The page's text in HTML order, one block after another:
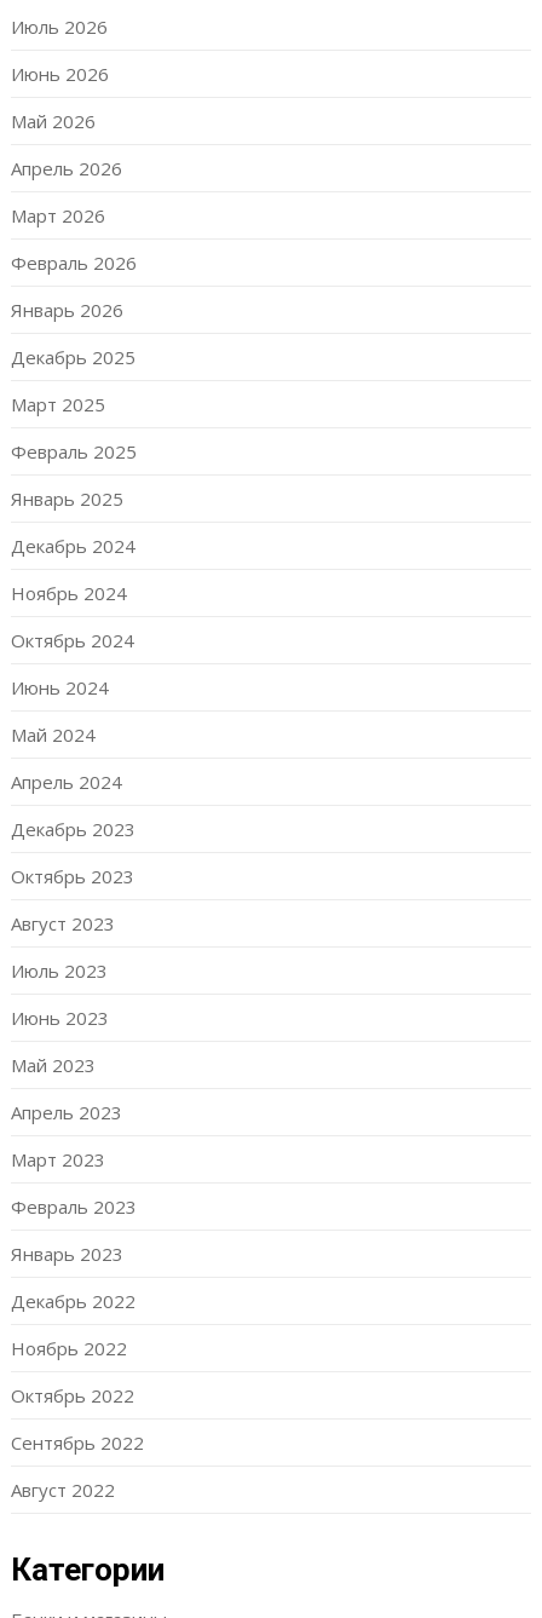
Июль 2026
Июнь 2026
Май 2026
Апрель 2026
Март 2026
Февраль 2026
Январь 2026
Декабрь 2025
Март 2025
Февраль 2025
Январь 2025
Декабрь 2024
Ноябрь 2024
Октябрь 2024
Июнь 2024
Май 2024
Апрель 2024
Декабрь 2023
Октябрь 2023
Август 2023
Июль 2023
Июнь 2023
Май 2023
Апрель 2023
Март 2023
Февраль 2023
Январь 2023
Декабрь 2022
Ноябрь 2022
Октябрь 2022
Сентябрь 2022
Август 2022
Категории